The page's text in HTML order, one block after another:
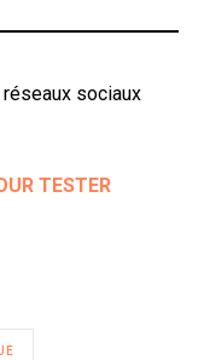
sociaux
TESTER